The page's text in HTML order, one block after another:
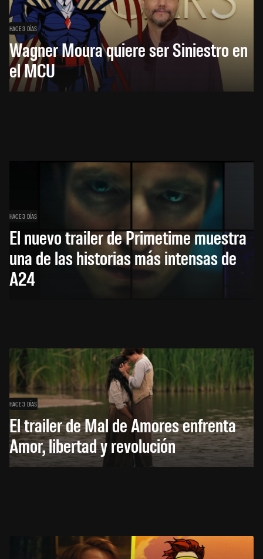
HACE 3 DÍAS
Wagner Moura quiere ser Siniestro en
el MCU
HACE 3 DÍAS
El nuevo trailer de Primetime muestra
una de las historias más intensas de
A24
HACE 3 DÍAS
El trailer de Mal de Amores enfrenta
Amor, libertad y revolución